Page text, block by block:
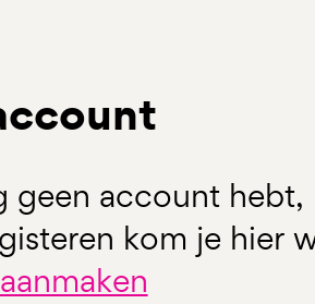
geen account hebt,
kom je hier